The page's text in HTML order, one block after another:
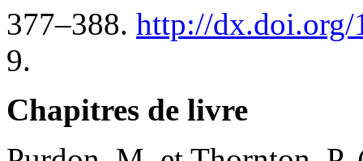
377–388. http://dx.doi.org/
9.
Chapitres de livre